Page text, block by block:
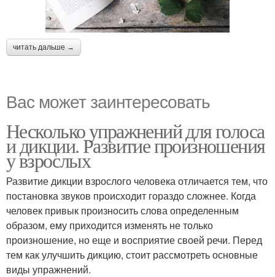
читать дальше →
Вас может заинтересовать
Несколько упражнений для голоса
и дикции. Развитие произношения
у взрослых
Развитие дикции взрослого человека отличается тем, что
постановка звуков происходит гораздо сложнее. Когда
человек привык произносить слова определенным
образом, ему приходится изменять не только
произношение, но еще и восприятие своей речи. Перед
тем как улучшить дикцию, стоит рассмотреть основные
виды упражнений.